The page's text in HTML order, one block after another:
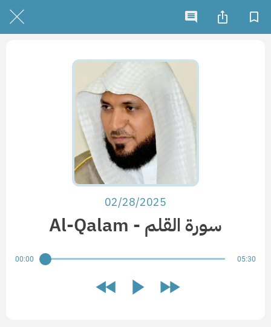
02/28/2025
Al-Qalam - سورة القلم
00:00 05:30